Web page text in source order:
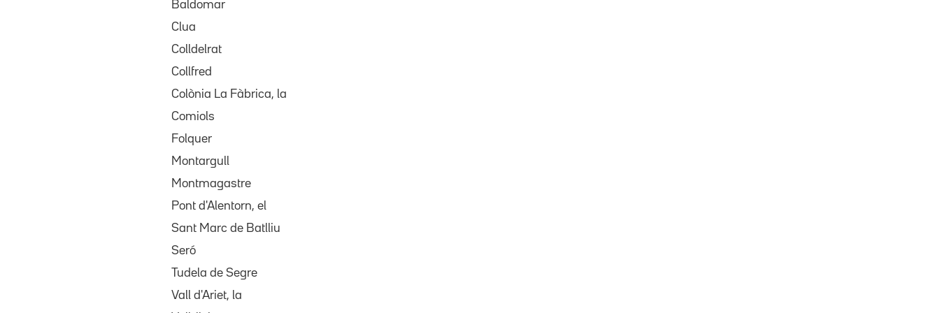
Baldomar
Clua
Colldelrat
Collfred
Colònia La Fàbrica, la
Comiols
Folquer
Montargull
Montmagastre
Pont d'Alentorn, el
Sant Marc de Batlliu
Seró
Tudela de Segre
Vall d'Ariet, la